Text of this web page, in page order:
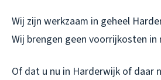
Wij zijn werkzaam in geheel
Wij brengen geen voorrijkosten in
Of dat u nu in Harderwijk of daar